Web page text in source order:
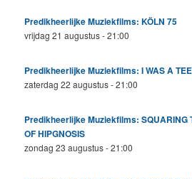
Predikheerlijke Muziekfilms: KÖLN 75
vrijdag 21 augustus - 21:00
Predikheerlijke Muziekfilms: I WAS A
zaterdag 22 augustus - 21:00
Predikheerlijke Muziekfilms: SQUARING
OF HIPGNOSIS
zondag 23 augustus - 21:00